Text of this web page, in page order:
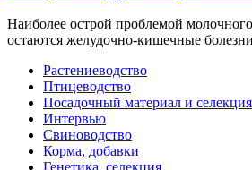
Наиболее острой проблемой
остаются желудочно-кишечные
Растениеводство
Птицеводство
Посадочный материал и селекция
Интервью
Свиноводство
Корма, добавки